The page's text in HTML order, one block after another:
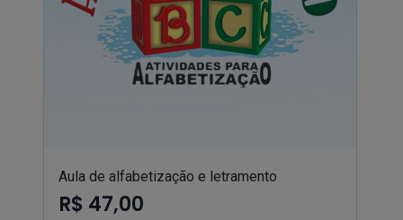
Aula de alfabetização e letramento
R$ 47,00